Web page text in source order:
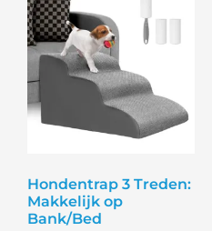
Hondentrap 3 Treden:
Makkelijk op
Bank/Bed